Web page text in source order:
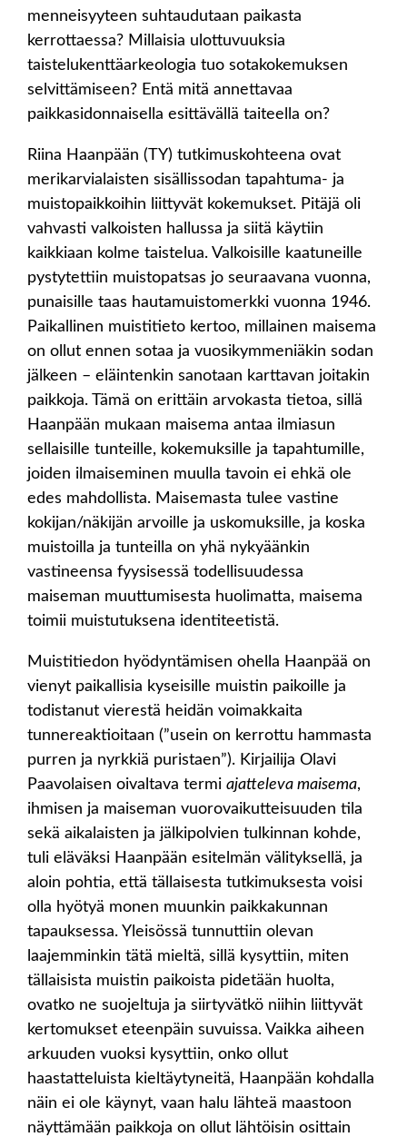
menneisyyteen suhtaudutaan paikasta
kerrottaessa? Millaisia ulottuvuuksia
taistelukenttäarkeologia tuo sotakokemuksen
selvittämiseen? Entä mitä annettavaa
paikkasidonnaisella esittävällä taiteella on?
Riina Haanpään (TY) tutkimuskohteena ovat
merikarvialaisten sisällissodan tapahtuma- ja
muistopaikkoihin liittyvät kokemukset. Pitäjä oli
vahvasti valkoisten hallussa ja siitä käytiin
kaikkiaan kolme taistelua. Valkoisille kaatuneille
pystytettiin muistopatsas jo seuraavana vuonna,
punaisille taas hautamuistomerkki vuonna 1946.
Paikallinen muistitieto kertoo, millainen maisema
on ollut ennen sotaa ja vuosikymmeniäkin sodan
jälkeen – eläintenkin sanotaan karttavan joitakin
paikkoja. Tämä on erittäin arvokasta tietoa, sillä
Haanpään mukaan maisema antaa ilmiasun
sellaisille tunteille, kokemuksille ja tapahtumille,
joiden ilmaiseminen muulla tavoin ei ehkä ole
edes mahdollista. Maisemasta tulee vastine
kokijan/näkijän arvoille ja uskomuksille, ja koska
muistoilla ja tunteilla on yhä nykyäänkin
vastineensa fyysisessä todellisuudessa
maiseman muuttumisesta huolimatta, maisema
toimii muistutuksena identiteetistä.
Muistitiedon hyödyntämisen ohella Haanpää on
vienyt paikallisia kyseisille muistin paikoille ja
todistanut vierestä heidän voimakkaita
tunnereaktioitaan (”usein on kerrottu hammasta
purren ja nyrkkiä puristaen”). Kirjailija Olavi
Paavolaisen oivaltava termi ajatteleva maisema,
ihmisen ja maiseman vuorovaikutteisuuden tila
sekä aikalaisten ja jälkipolvien tulkinnan kohde,
tuli eläväksi Haanpään esitelmän välityksellä, ja
aloin pohtia, että tällaisesta tutkimuksesta voisi
olla hyötyä monen muunkin paikkakunnan
tapauksessa. Yleisössä tunnuttiin olevan
laajemminkin tätä mieltä, sillä kysyttiin, miten
tällaisista muistin paikoista pidetään huolta,
ovatko ne suojeltuja ja siirtyvätkö niihin liittyvät
kertomukset eteenpäin suvuissa. Vaikka aiheen
arkuuden vuoksi kysyttiin, onko ollut
haastatteluista kieltäytyneitä, Haanpään kohdalla
näin ei ole käynyt, vaan halu lähteä maastoon
näyttämään paikkoja on ollut lähtöisin osittain